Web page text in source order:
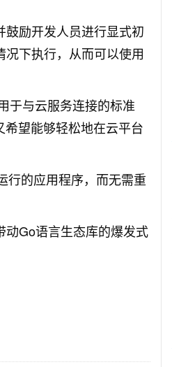
励开发人员进行显式初
下执行，从而可以使用
于与云服务连接的标准
望能够轻松地在云平台
行的应用程序，而无需重
Go语言生态库的爆发式